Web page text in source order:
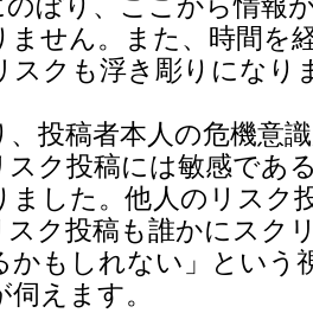
ぼり、ここから情報
ません。また、時間を
スクも浮き彫りになり
投稿者本人の危機意
スク投稿には敏感であ
ました。他人のリスク
スク投稿も誰かにスク
かもしれない」という
えます。